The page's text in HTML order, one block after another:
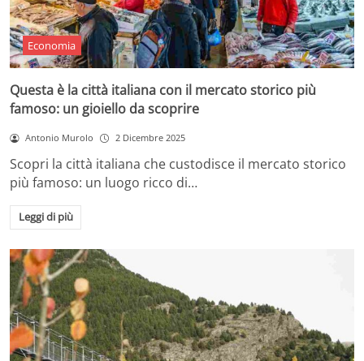
Economia
Questa è la città italiana con il mercato storico più
famoso: un gioiello da scoprire
Antonio Murolo 2 Dicembre 2025
Scopri la città italiana che custodisce il mercato storico
più famoso: un luogo ricco di…
Leggi di più